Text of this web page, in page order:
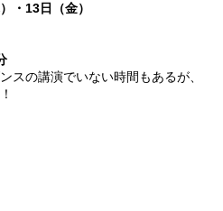
13日（金）
スの講演でいない時間もあるが、